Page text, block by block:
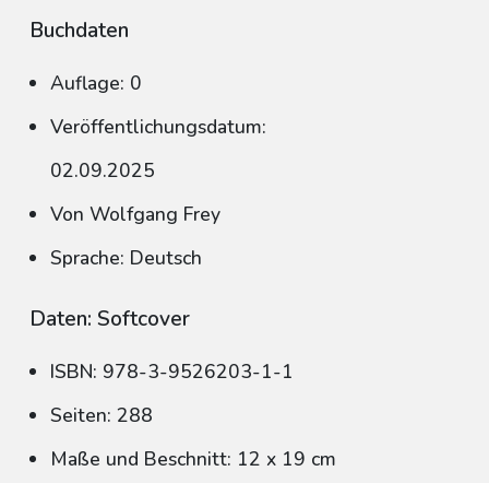
Buchdaten
Auflage: 0
Veröffentlichungsdatum:
02.09.2025
Von Wolfgang Frey
Sprache: Deutsch
Daten: Softcover
ISBN: 978-3-9526203-1-1
Seiten: 288
Maße und Beschnitt: 12 x 19 cm